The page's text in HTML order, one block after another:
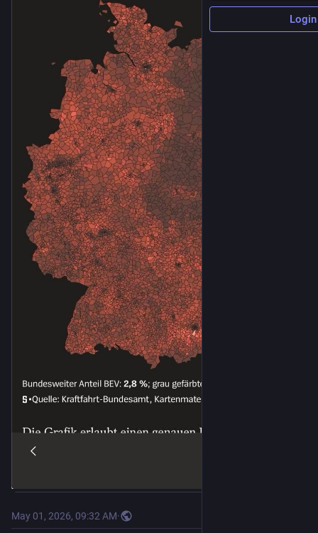
May 01, 2026, 09:32 AM·
Login